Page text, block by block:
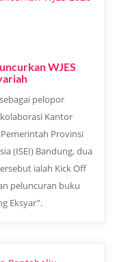
WJES
pelopor
Kantor
Provinsi
(ISEI) Bandung, dua
ialah Kick Off
peluncuran buku
Eksyar”.